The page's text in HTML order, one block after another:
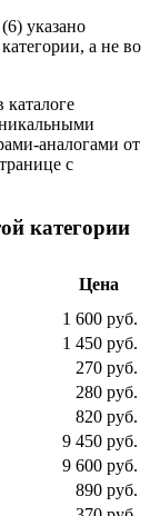
указано
а не во
каталоге
аналогами от
с
категории
Цена
1 600 руб.
1 450 руб.
270 руб.
280 руб.
820 руб.
9 450 руб.
9 600 руб.
890 руб.